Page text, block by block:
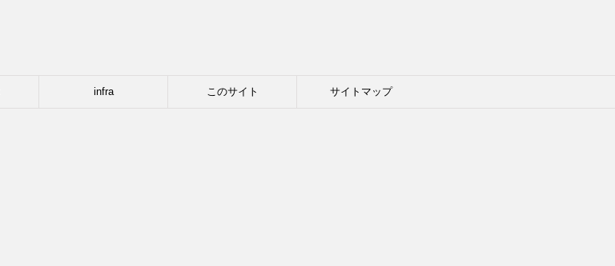
infra このサイト サイトマップ